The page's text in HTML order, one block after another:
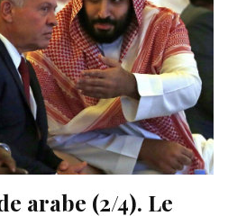
arabe (2/4). Le